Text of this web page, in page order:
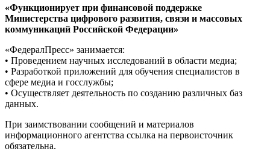
«Функционирует при финансовой поддержке
Министерства цифрового развития, связи и массовых
коммуникаций Российской Федерации»
«ФедералПресс» занимается:
• Проведением научных исследований в области медиа;
• Разработкой приложений для обучения специалистов в
сфере медиа и госслужбы;
• Осуществляет деятельность по созданию различных баз
данных.
При заимствовании сообщений и материалов
информационного агентства ссылка на первоисточник
обязательна.